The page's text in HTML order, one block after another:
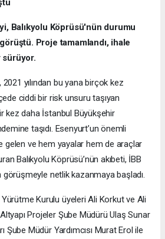
Balıkyolu Köprüsü'nün durumu
Proje tamamlandı, ihale
sürüyor.
yılından bu yana birçok kez
ciddi bir risk unsuru taşıyan
kez daha İstanbul Büyükşehir
taşıdı. Esenyurt’un önemli
gelen ve hem yayalar hem de araçlar
Balıkyolu Köprüsü’nün akıbeti, İBB
görüşmeyle netlik kazanmaya başladı.
Kurulu üyeleri Ali Korkut ve Ali
Projeler Şube Müdürü Ulaş Sunar
Şube Müdür Yardımcısı Murat Erol ile